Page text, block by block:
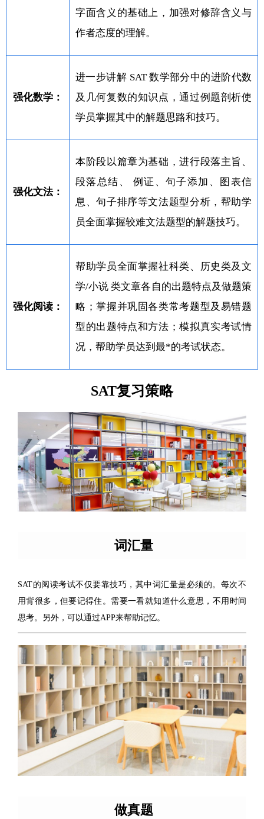
字面含义的基础上，加强对修辞含义与
作者态度的理解。
强化数学：
进一步讲解 SAT 数学部分中的进阶代数
及几何复数的知识点，通过例题剖析使
学员掌握其中的解题思路和技巧。
强化文法：
本阶段以篇章为基础，进行段落主旨、
段落总结、 例证、句子添加、图表信
息、句子排序等文法题型分析，帮助学
员全面掌握较难文法题型的解题技巧。
强化阅读：
帮助学员全面掌握社科类、历史类及文
学/小说 类文章各自的出题特点及做题策
略；掌握并巩固各类常考题型及易错题
型的出题特点和方法；模拟真实考试情
况，帮助学员达到最*的考试状态。
SAT复习策略
词汇量
SAT的阅读考试不仅要靠技巧，其中词汇量是必须的。每次不
用背很多，但要记得住。需要一看就知道什么意思，不用时间
思考。另外，可以通过APP来帮助记忆。
做真题